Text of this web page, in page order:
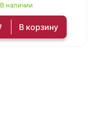
В наличии
В корзину